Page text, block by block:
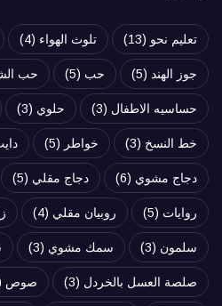
تعليم نحو (13) تلوث الهواء (4)
جوز الهند (5) حب (5) حب
حساسيه الاطفال (3) حلوي (3)
خط النسخ (3) خواطر (5)
دجاج مشوي (6) دجاج مقلي (5)
روايات (5) روبيان مقلي (4)
سلمون (3) سمك مشوي (3)
صلصة العسل بالخردل (3) صوص